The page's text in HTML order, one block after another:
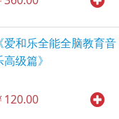
《爱和乐全能全脑教育音
高级篇》
120.00